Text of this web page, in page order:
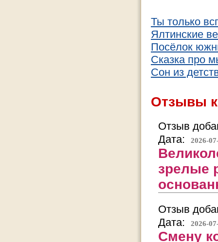
Ты только
Ялтинские
Посёлок
Сказка про
Сон из
Отзывы
Отзыв
Дата:
2026-
зрелые
Отзыв
Дата:
2026-
Смену